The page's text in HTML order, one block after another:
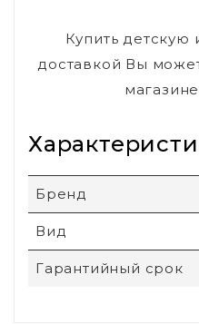
Купить детскую
доставкой Вы
магазине
Бренд
Вид
Гарантийный срок